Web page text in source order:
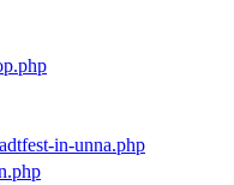
in-unna.php